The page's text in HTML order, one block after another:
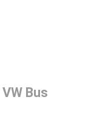
VW Bus